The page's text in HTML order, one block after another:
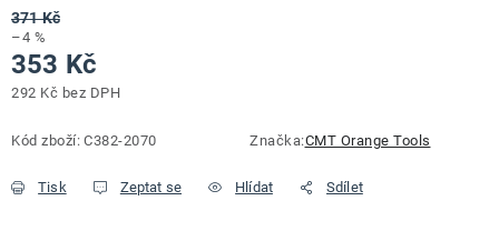
371 Kč
–4 %
353 Kč
292 Kč bez DPH
Kód zboží: C382-2070 Značka:CMT Orange Tools
Tisk Zeptat se Hlídat Sdílet